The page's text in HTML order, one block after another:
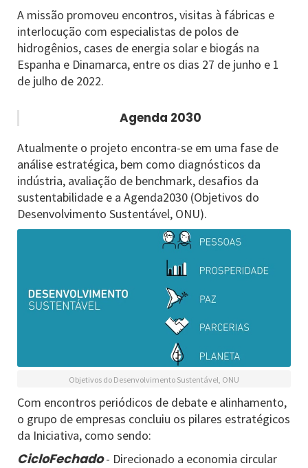
A missão promoveu encontros, visitas à fábricas e
interlocução com especialistas de polos de
hidrogênios, cases de energia solar e biogás na
Espanha e Dinamarca, entre os dias 27 de junho e 1
de julho de 2022.
Agenda 2030
Atualmente o projeto encontra-se em uma fase de
análise estratégica, bem como diagnósticos da
indústria, avaliação de benchmark, desafios da
sustentabilidade e a Agenda2030 (Objetivos do
Desenvolvimento Sustentável, ONU).
Objetivos do Desenvolvimento Sustentável, ONU
Com encontros periódicos de debate e alinhamento,
o grupo de empresas concluiu os pilares estratégicos
da Iniciativa, como sendo:
CicloFechado- Direcionado a economia circular